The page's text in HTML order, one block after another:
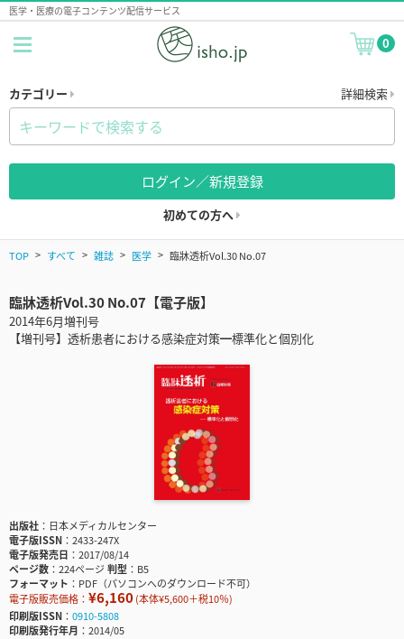
医学・医療の電子コンテンツ配信サービス
0
カテゴリー 詳細検索
ログイン／新規登録
初めての方へ
TOP すべて 雑誌 医学 臨牀透析Vol.30 No.07
臨牀透析Vol.30 No.07【電子版】
2014年6月増刊号
【増刊号】透析患者における感染症対策━標準化と個別化
出版社
日本メディカルセンター
電子版ISSN
2433-247X
電子版発売日
2017/08/14
ページ数
224ページ判型
B5
フォーマット
PDF（パソコンへのダウンロード不可）
電子版販売価格： ¥6,160(本体¥5,600＋税10％)
印刷版ISSN
0910-5808
印刷版発行年月
2014/05